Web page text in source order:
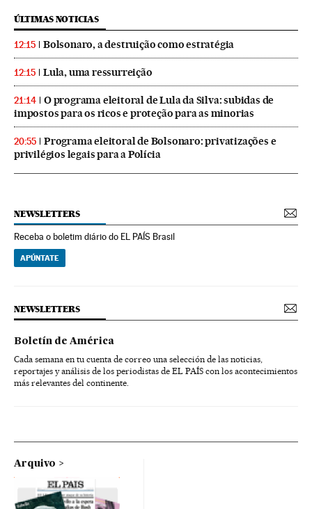
ÚLTIMAS NOTICIAS
12:15 Bolsonaro, a destruição como estratégia
12:15 Lula, uma ressurreição
21:14
O programa eleitoral de Lula da Silva: subidas de
impostos para os ricos e proteção para as minorias
20:55
Programa eleitoral de Bolsonaro: privatizações e
privilégios legais para a Polícia
NEWSLETTERS
Receba o boletim diário do EL PAÍS Brasil
APÚNTATE
NEWSLETTERS
Boletín de América
Cada semana en tu cuenta de correo una selección de las noticias,
reportajes y análisis de los periodistas de EL PAÍS con los acontecimientos
más relevantes del continente.
Arquivo